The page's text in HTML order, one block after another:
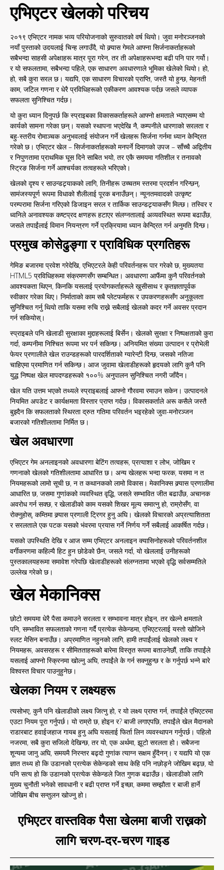
एभिएटर खेलको परिचय
२०१९ एभिएटर नामक भव्य परियोजनाको सुरुवातको वर्ष थियो। जुवा मनोरञ्जनको
नयाँ पुस्ताको उदयलाई चिन्ह लगाउँदै, यो क्र्यास गेमले आफ्ना सिर्जनाकर्ताहरूको
सबैभन्दा साहसी अपेक्षाहरू मात्र पूरा गरेन, तर ती अपेक्षाहरूभन्दा बढी पनि पार गर्यो।
र यो सफलतामा, सबैभन्दा पहिले, एक साधारण अवधारणाले भूमिका खेलेको थियो। हो,
हो, सबै कुरा सरल छ। यद्यपि, एक साधारण विचारको प्राप्ति, जस्तै यो हुन्छ, मेहनती
काम, जटिल गणना र धेरै प्रविधिहरूको एकीकरण आवश्यक पर्दछ जसले व्यापक
सफलता सुनिश्चित गर्दछ।
यो कुरा ध्यान दिनुपर्छ कि स्प्राइबका विकासकर्ताहरूले आफ्नो क्षमताले भ्याएसम्म यो
कार्यको सामना गरेका छन्। यसको स्थापना भएदेखि नै, कम्पनीले धारणाको सरलता र
बहु-स्तरीय रोमाञ्चक अनुभवलाई संयोजन गर्ने खेलहरू सिर्जना गर्नमा ध्यान केन्द्रित
गरेको छ। एभिएटर खेल – सिर्जनाकर्ताहरूको मनपर्ने दिमागको उपज – साँच्चै अद्वितीय
र निपुणतामा प्राथमिक घूस दिने साबित भयो, तर एकै समयमा गतिशील र तनावको
स्ट्रिङ सिर्जना गर्ने आश्चर्यका तत्वहरूले भरिएको।
खेलको दृश्य र साउन्डट्र्याकको लागि, तिनीहरू उच्चतम स्तरमा प्रदर्शन गरिन्छन्,
सामंजस्यपूर्ण रूपमा विधाको शैलीलाई पूरक बनाउँछन्। न्यूनतमवादको उत्कृष्ट
परम्परामा सिर्जना गरिएको डिजाइन सरल र तार्किक साउन्डट्र्याकसँग मिल्छ। तस्विर र
ध्वनिले अनावश्यक कष्टप्रद क्षणहरू हटाएर संलग्नतालाई अव्यवस्थित रूपमा बढाउँछ,
जसले तपाईंलाई विमान नियन्त्रण गर्ने प्रक्रियामा ध्यान केन्द्रित गर्न अनुमति दिन्छ।
प्रमुख कोसेढुङ्गा र प्राविधिक प्रगतिहरू
गेमिङ बजारमा प्रवेश गरेदेखि, एभिएटरले केही परिवर्तनहरू पार गरेको छ, मुख्यतया
HTML5 प्रविधिहरूमा संक्रमणसँग सम्बन्धित। अवधारणा आफैंमा कुनै परिवर्तनको
आवश्यकता थिएन, किनकि यसलाई प्रयोगकर्ताहरूले खुसीसाथ र कृतज्ञतापूर्वक
स्वीकार गरेका थिए। निर्माताको काम सबै प्लेटफर्महरू र उपकरणहरूसँग अनुकूलता
सुनिश्चित गर्नु थियो ताकि यसमा रुचि राख्ने सबैलाई खेलको कदर गर्ने अवसर प्रदान
गर्न सकियोस्।
स्प्राइबले पनि खेलाडी सुरक्षाका मुद्दाहरूलाई बिर्सेन। खेलको सुरक्षा र निष्पक्षताको कुरा
गर्दा, कम्पनीमा निश्चित रूपमा भर पर्न सकिन्छ। अनियमित संख्या उत्पादन र प्रोभेली
फेयर प्रणालीले खेल राउन्डहरूको पारदर्शिताको ग्यारेन्टी दिन्छ, जसको नतिजा
चाहिएमा प्रमाणित गर्न सकिन्छ। आज जुवामा खेलाडीहरूको हृदयको लागि कुनै पनि
युद्ध निष्पक्ष खेल मापदण्डहरूको १००% अनुपालन सुनिश्चित नगरी जाँदैन।
खेल यति उत्तम भएको तथ्यले स्प्राइबलाई आफ्नो गौरवमा रमाउन सकेन। उत्पादनले
नियमित अपडेट र कार्यक्षमता विस्तार प्राप्त गर्दछ। विकासकर्ताले अरू कसैले जस्तै
बुझ्दैन कि सफलताको स्थिरता द्रुत गतिमा परिवर्तन भइरहेको जुवा-मनोरञ्जन
बजारको गतिशीलतामा निर्मित छ।
खेल अवधारणा
एभिएटर गेम अनलाइनको अवधारणा बेटिंग तत्वहरू, प्रत्याशा र लोभ, जोखिम र
गणनाको खेलको गतिशीलतामा आधारित छ। अन्य खेलहरू भन्दा फरक, यसमा न त
नियमहरूको लामो सूची छ, न त कथानकको लामो विकास। मेकानिक्स क्र्यास प्रणालीमा
आधारित छ, जसमा गुणांकको व्यवस्थित वृद्धि, जसले सम्भावित जीत बढाउँछ, अचानक
अवरोध गर्न सक्छ, र खेलाडीको काम यसको शिखर मूल्य समात्नु हो, राम्रोसँग, वा
रोक्नुहोस्, कम्तिमा क्र्यास प्रणाली ट्रिगर हुनु अघि। खेलको विचारको अप्रत्याशितता
र सरलताले एक पटक यसको भंवरमा प्रयास गर्ने निर्णय गर्ने सबैलाई आकर्षित गर्दछ।
यसको उपस्थिति देखि र आज सम्म एभिएटर अनलाइन क्यासिनोहरूको परिवर्तनशील
वर्गीकरणमा कहिल्यै हिट हुन छोडेको छैन, जसले गर्दा, यो खेललाई उनीहरूको
पुस्तकालयहरूमा समावेश गरेपछि खेलाडीहरूको संलग्नतामा भएको वृद्धि सर्वसम्मतिले
उल्लेख गरेको छ।
खेल मेकानिक्स
छोटो समयमा धेरै पैसा कमाउने सरलता र सम्भावना मात्र होइन, तर खेल्ने क्षमताले
पनि, सम्भावित सफलताको गणना गर्दै प्रत्येक सेकेन्डमा, एभिएटरलाई यस्तो खोजिने
स्लट मेसिन बनाउँछ। अप्रमाणित नहुनको लागि, हामी तपाईंलाई खेलको लक्ष्य र
नियमहरू, अवसरहरू र सीमितताहरूको बारेमा विस्तृत रूपमा बताउनेछौं, ताकि तपाईंले
यसलाई आफ्नो स्क्रिनमा खोल्नु अघि, तपाईंले के गर्न सक्नुहुन्छ र के गर्नुपर्छ भन्ने बारे
विश्वस्त विचार पाउनुहुनेछ।
खेलका नियम र लक्ष्यहरू
त्यसोभए, कुनै पनि खेलाडीको लक्ष्य जित्नु हो, र यो लक्ष्य प्राप्त गर्न, तपाईंले एभिएटरमा
एउटा नियम पूरा गर्नुपर्छ। यो राम्रो छ, होइन र? बाजी लगाएपछि, तपाईंले खेल मैदानको
राडारबाट हवाईजहाज गायब हुनु अघि यसलाई फिर्ता लिन व्यवस्थापन गर्नुपर्छ। पहिलो
नजरमा, सबै कुरा सजिलो देखिन्छ, तर यो, एक अर्थमा, झूटो सरलता हो। सबैजना
शून्यमा जानु अघि, समयमै निरन्तर बढ्दो गुणांक त्याग्न सक्षम हुँदैनन्। र यद्यपि यो एक
ज्ञात तथ्य हो कि उडानको प्रत्येक सेकेन्डको साथ केहि पनि नछोड्ने जोखिम बढ्छ, यो
पनि सत्य हो कि उडानको प्रत्येक सेकेन्डले जित गुणक बढाउँछ। खेलाडीको लागि
मुख्य चुनौती भनेको सावधानी र बढी प्राप्त गर्ने इच्छा, कममा सम्झौता र बाजी हार्ने
जोखिम बीच सन्तुलन खोज्नु हो।
एभिएटर वास्तविक पैसा खेलमा बाजी राख्नको
लागि चरण-दर-चरण गाइड